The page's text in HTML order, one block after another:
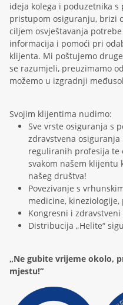
ideja kolega i poduzetnika
pristupom osiguranju, brizi
ciljem osvještavanja
informacija i pomoći pri
klijenta. Mi poštujemo
se razumjeli, preuzimamo
možemo u izgradnji
Svojim klijentima nudimo:
Sve vrste osiguranja s
zdravstvena
reguliranih profesija te
svakom našem klijentu
našeg društva!
Povezivanje s
medicine,
Kongresni i
Distribucija „Helite“
„Ne gubite vrijeme okolo,
mjestu!“